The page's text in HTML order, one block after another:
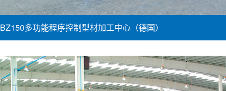
BZ150多功能程序控制型材加工中心（德国）